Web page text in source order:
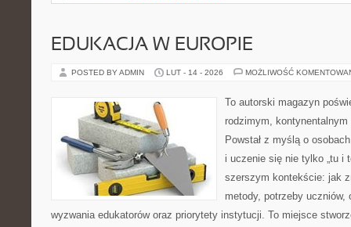
EDUKACJA W EUROPIE
POSTED BY ADMIN LUT - 14 - 2026 MOŻLIWOŚĆ
To autorski magazyn
rodzimym,
Powstał z myślą o
i uczenie się nie tylko „tu i
szerszym kontekście: jak
metody, potrzeby uczniów,
wyzwania edukatorów oraz priorytety instytucji. To miejsce